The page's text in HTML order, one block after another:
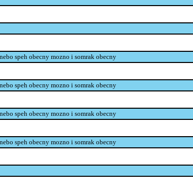
speh obecny mozno i somrak obecny
speh obecny mozno i somrak obecny
speh obecny mozno i somrak obecny
speh obecny mozno i somrak obecny